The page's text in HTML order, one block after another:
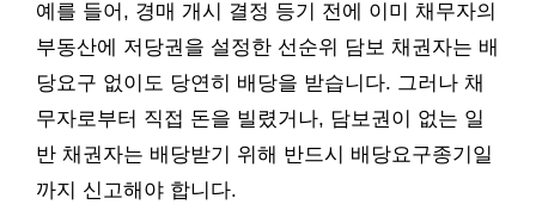
예를 들어, 경매 개시 결정 등기 전에 이미 채무자의
부동산에 저당권을 설정한 선순위 담보 채권자는 배
당요구 없이도 당연히 배당을 받습니다. 그러나 채
무자로부터 직접 돈을 빌렸거나, 담보권이 없는 일
반 채권자는 배당받기 위해 반드시 배당요구종기일
까지 신고해야 합니다.